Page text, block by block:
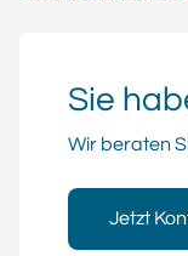
Sie
Wir beraten
Jetzt